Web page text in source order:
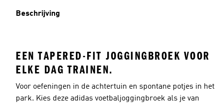
Beschrijving
EEN TAPERED-FIT JOGGINGBROEK VOOR
ELKE DAG TRAINEN.
Voor oefeningen in de achtertuin en spontane potjes in het
park. Kies deze adidas voetbaljoggingbroek als je van